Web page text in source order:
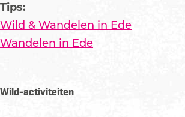
Tips:
Wild & Wandelen in Ede
Wandelen in Ede
Wild-activiteiten